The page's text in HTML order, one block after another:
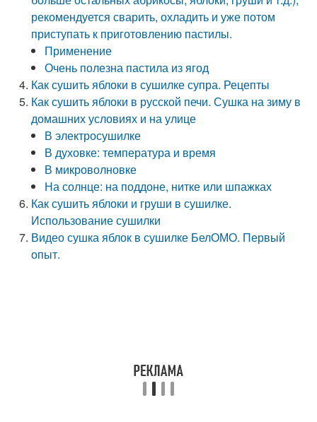
рекомендуется сварить, охладить и уже потом
приступать к приготовлению пастилы.
Применение
Очень полезна пастила из ягод
Как сушить яблоки в сушилке супра. Рецепты
Как сушить яблоки в русской печи. Сушка на зиму в
домашних условиях и на улице
В электросушилке
В духовке: температура и время
В микроволновке
На солнце: на поддоне, нитке или шпажках
Как сушить яблоки и груши в сушилке.
Использование сушилки
Видео сушка яблок в сушилке БелОМО. Первый
опыт.